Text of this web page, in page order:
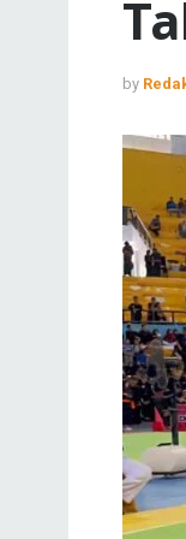
by